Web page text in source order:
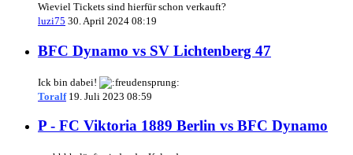
Wieviel Tickets sind hierfür schon verkauft?
luzi75 30. April 2024 08:19
BFC Dynamo vs SV Lichtenberg 47
Ick bin dabei!
Toralf 19. Juli 2023 08:59
P - FC Viktoria 1889 Berlin vs BFC Dynamo